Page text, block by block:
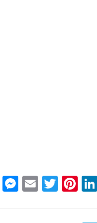
WhatsApp
Messenger
Email